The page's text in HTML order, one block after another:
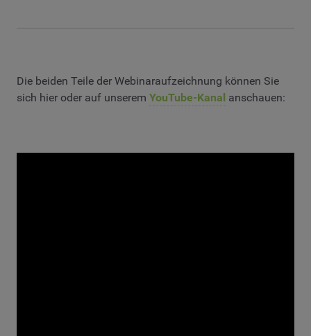
Die beiden Teile der Webinaraufzeichnung können Sie
sich hier oder auf unserem YouTube-Kanal anschauen: